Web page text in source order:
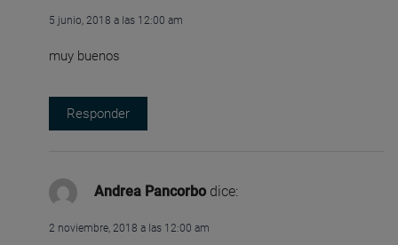
5 junio, 2018 a las 12:00 am
muy buenos
Responder
Andrea Pancorbo dice:
2 noviembre, 2018 a las 12:00 am